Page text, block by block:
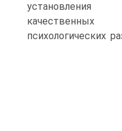
психологических